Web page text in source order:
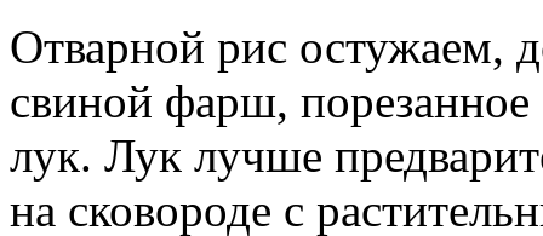
Отварной рис остужаем,
свиной фарш,
лук. Лук лучше
на сковороде с